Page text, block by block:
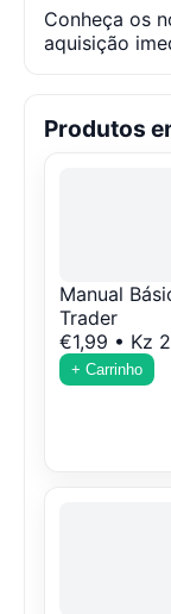
Conheça os
aquisição
Produtos
Manual
Trader
€1,99 • Kz
+ Carrinho